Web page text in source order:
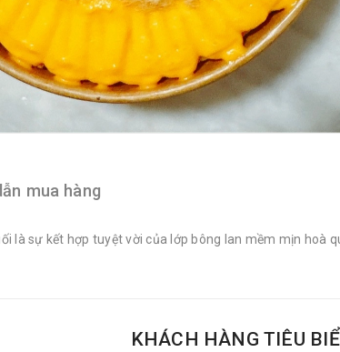
mua hàng
là sự kết hợp tuyệt vời của lớp bông lan mềm mịn hoà
KHÁCH HÀNG TIÊU